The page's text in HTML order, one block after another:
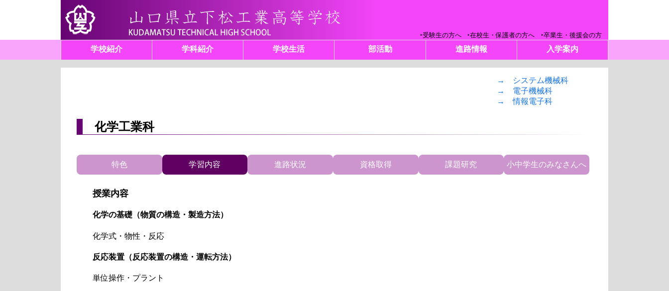
受験生の方へ 在校生・保護者の方へ 卒業生・後援会の方
学校紹介 学科紹介 学校生活 部活動 進路情報 入学案内
→ システム機械科
→ 電子機械科
→ 情報電子科
化学工業科
特色 学習内容 進路状況 資格取得 課題研究 小中学生のみなさんへ
授業内容
化学の基礎（物質の構造・製造方法）
化学式・物性・反応
反応装置（反応装置の構造・運転方法）
単位操作・プラント